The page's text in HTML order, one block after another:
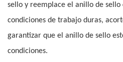
sello y reemplace el anillo de sello
condiciones de trabajo duras,
garantizar que el anillo de sello
condiciones.